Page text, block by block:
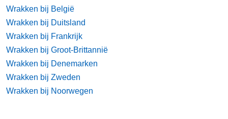
Wrakken bij België
Wrakken bij Duitsland
Wrakken bij Frankrijk
Wrakken bij Groot-Brittannië
Wrakken bij Denemarken
Wrakken bij Zweden
Wrakken bij Noorwegen